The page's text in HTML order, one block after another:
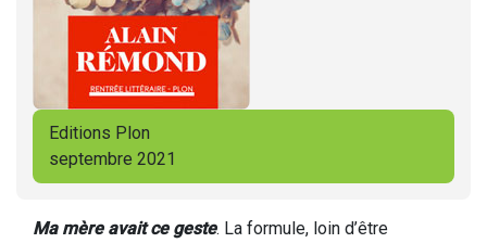
Editions Plon
septembre 2021
Ma mère avait ce geste. La formule, loin d’être